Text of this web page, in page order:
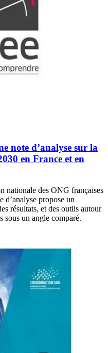
note d’analyse sur la
en France et en
nationale des ONG françaises
d’analyse propose un
résultats, et des outils autour
sous un angle comparé.